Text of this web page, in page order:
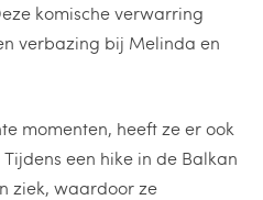
komische verwarring
verbazing bij Melinda en
momenten, heeft ze er ook
een hike in de Balkan
ziek, waardoor ze